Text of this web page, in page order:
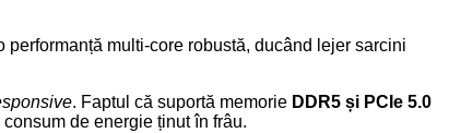
performanță multi-core robustă, ducând lejer sarcini
. Faptul că suportă memorie DDR5 și PCIe 5.0
de energie ținut în frâu.